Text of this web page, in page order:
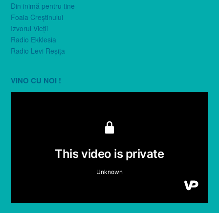
Din inimă pentru tine
Foaia Creştinului
Izvorul Vieţii
Radio Ekklesia
Radio Levi Reşiţa
VINO CU NOI !